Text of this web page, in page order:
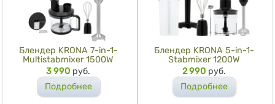
Блендер KRONA 7-in-1-
Multistabmixer 1500W
Цена
3 990 руб.
Подробнее
Блендер KRONA 5-in-1-
Stabmixer 1200W
Цена
2 990 руб.
Подробнее